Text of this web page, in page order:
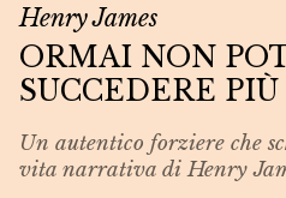
Henry James
ORMAI NON
SUCCEDERE
Un autentico forziere che
vita narrativa di Henry